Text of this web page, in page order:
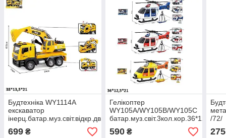
Будтехніка WY1114A
екскаватор
інерц.батар.муз.світ.відкр.дв.кор.38*13,5*21
/18/
699 ₴
Гелікоптер
WY105A/WY105B/WY105C
батар.муз.світ.3кол.кор.36*12,5*21
/18/
590₴
/72/
275